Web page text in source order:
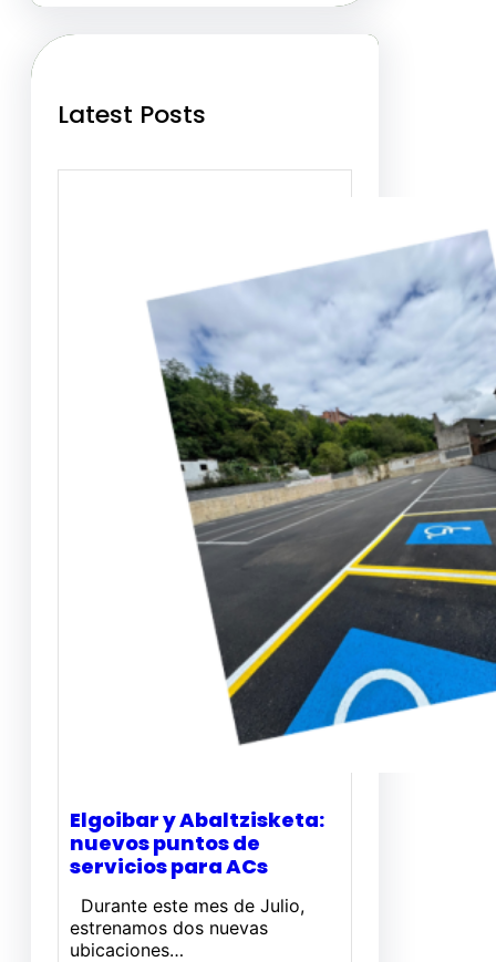
h
Latest Posts
Elgoibar y Abaltzisketa:
nuevos puntos de
servicios para ACs
Durante este mes de Julio,
estrenamos dos nuevas
ubicaciones…